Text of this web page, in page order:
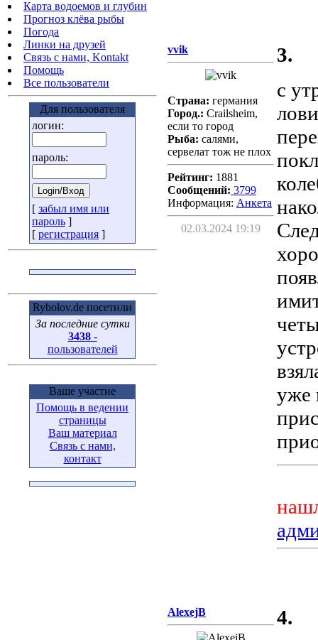
Карта водоемов и глубин
Прогноз клёва рыбы
Погода
Линки на друзей
Связь с нами, Kontakt
Помощь
Все пользователи
Для пользователя
логин:
пароль:
[ забыл имя или
пароль ]
[ регистрация ]
Rybolov.de посетили
За последние сутки
3438-
пользователей
Ваше участие
Помощь в ведении
страницы
Ваш материал
Связь с нами,
контакт
vvik
Страна: германия
Город.: Crailsheim,
если то город
Рыба: салями,
сервелат тож не плох
Рейтинг: 1881
Сообщений: 3799
Информация: Aнкета
02.03.2024 19:19
3.
с
уже
AlexejB
4.